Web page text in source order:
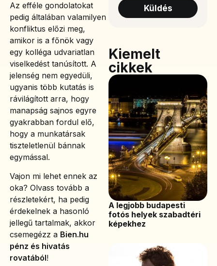
Az efféle gondolatokat
pedig általában valamilyen
konfliktus előzi meg,
amikor is a főnök vagy
egy kolléga udvariatlan
viselkedést tanúsított. A
jelenség nem egyedüli,
ugyanis több kutatás is
rávilágított arra, hogy
manapság sajnos egyre
gyakrabban fordul elő,
hogy a munkatársak
tiszteletlenül bánnak
egymással.
Vajon mi lehet ennek az
oka? Olvass tovább a
részletekért, ha pedig
érdekelnek a hasonló
jellegű tartalmak, akkor
csemegézz a Bien.hu
pénz és hivatás
rovatából!
Küldés
Kiemelt
cikkek
A legjobb budapesti
fotós helyek szabadtéri
képekhez